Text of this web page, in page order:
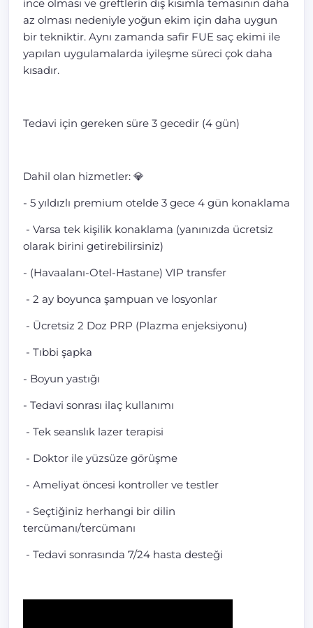
ince olması ve greftlerin dış kısımla temasının daha
az olması nedeniyle yoğun ekim için daha uygun
bir tekniktir. Aynı zamanda safir FUE saç ekimi ile
yapılan uygulamalarda iyileşme süreci çok daha
kısadır.
Tedavi için gereken süre 3 gecedir (4 gün)
Dahil olan hizmetler: 💎
- 5 yıldızlı premium otelde 3 gece 4 gün konaklama
- Varsa tek kişilik konaklama (yanınızda ücretsiz
olarak birini getirebilirsiniz)
- (Havaalanı-Otel-Hastane) VIP transfer
- 2 ay boyunca şampuan ve losyonlar
- Ücretsiz 2 Doz PRP (Plazma enjeksiyonu)
- Tıbbi şapka
- Boyun yastığı
- Tedavi sonrası ilaç kullanımı
- Tek seanslık lazer terapisi
- Doktor ile yüzsüze görüşme
- Ameliyat öncesi kontroller ve testler
- Seçtiğiniz herhangi bir dilin
tercümanı/tercümanı
- Tedavi sonrasında 7/24 hasta desteği